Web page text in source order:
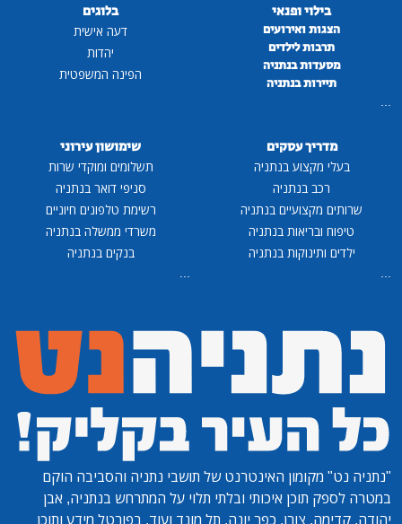
בילוי ופנאי
הצגות ואירועים
תרבות לילדים
מסעדות בנתניה
תיירות בנתניה
...
בלוגים
דעה אישית
יהדות
הפינה המשפטית
מדריך עסקים
בעלי מקצוע בנתניה
רכב בנתניה
שרותים מקצועיים בנתניה
טיפוח ובריאות בנתניה
ילדים ותינוקות בנתניה
...
שימושון עירוני
תשלומים ומוקדי שרות
סניפי דואר בנתניה
רשימת טלפונים חיוניים
משרדי ממשלה בנתניה
בנקים בנתניה
...
"נתניה נט" מקומון האינטרנט של תושבי נתניה והסביבה הוקם
במטרה לספק תוכן איכותי ובלתי תלוי על המתרחש בנתניה, אבן
יהודה, קדימה, צורן, כפר יונה, תל מונד ועוד. בפורטל מידע ותוכן